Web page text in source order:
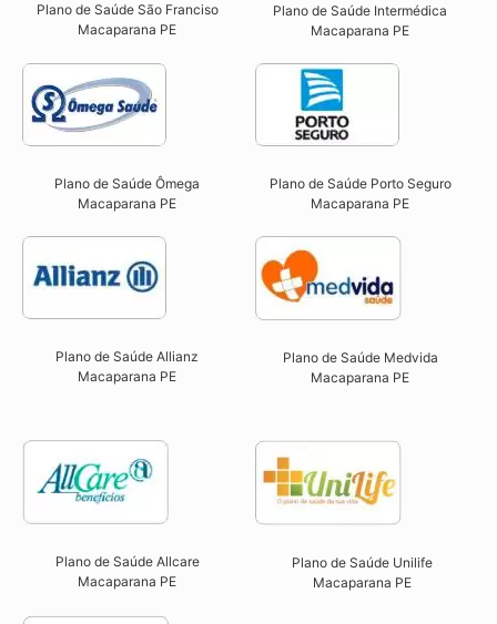
Plano de Saúde São Franciso
Macaparana PE​
Plano de Saúde Intermédica
Macaparana PE​
Plano de Saúde Ômega
Macaparana PE​
Plano de Saúde Porto Seguro
Macaparana PE​
Plano de Saúde Allianz
Macaparana PE​
Plano de Saúde Medvida
Macaparana PE
Plano de Saúde Allcare
Macaparana PE​
Plano de Saúde Unilife
Macaparana PE​